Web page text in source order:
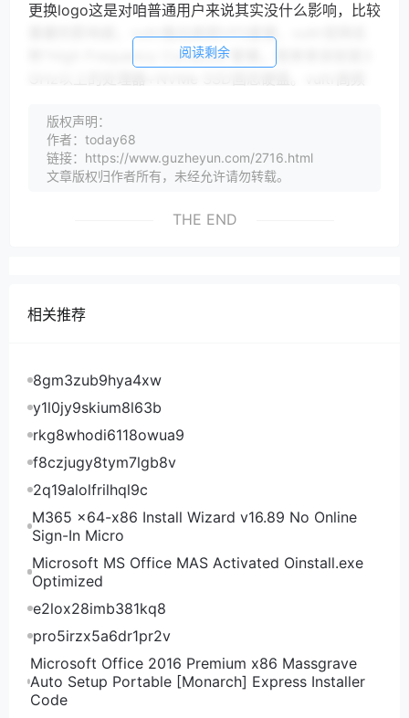
更换logo这是对咱普通用户来说其实没什么影响，比较
重要的影响是，vultr推出高频VPS套餐，vultr官网名
称“High Frequency Compute”套餐。简单来说就是3
vultr高频VPS套餐
最便宜的用一个月才6美元，和原来的5美元套餐
硬盘，那么VPS小学生就测评下vultr这款1核CPU、1G
Frequency”就是高频VPS套餐了，目前只有NJ纽约机
房可选，将来vultr全球16个机房都会上线。
vultr纽约机房高频VPS硬件测试
首先看一下vultr纽约机房高频VPS的硬件测试，这
次套餐我们更关注的也是硬件配置。可以看到是单核
CPU、3.8GHz的频率，CPU确实频率高。读出来
992M的内存，没有默认的Swap内存，其实要是从硬
盘默认挪过来512M更好，因为硬盘读写速度很厉害
啊。可以看到32G的硬盘平均读写速度955MB/s，
NVMe SSD固态硬盘读写速度就是牛。可以看到是
KVM架构的。纽约机房电信CT下载速度慢，最快也才
十几M；联通CU下载速度快慢的也44M，快的竟然有
285M；移动CM下载速度要比电信好点。重点看上传
阅读剩余
版权声明：
作者：today68
链接：https://www.guzheyun.com/2716.html
文章版权归作者所有，未经允许请勿转载。
THE END
相关推荐
8gm3zub9hya4xw
y1l0jy9skium8l63b
rkg8whodi6118owua9
f8czjugy8tym7lgb8v
2q19alolfrilhql9c
M365 x64-x86 Install Wizard v16.89 No Online
Sign-In Micro
Microsoft MS Office MAS Activated Oinstall.exe
Optimized
e2lox28imb381kq8
pro5irzx5a6dr1pr2v
Microsoft Office 2016 Premium x86 Massgrave
Auto Setup Portable [Monarch] Express Installer
Code